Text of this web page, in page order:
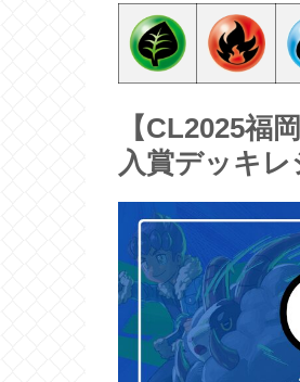
【CL2025福
入賞デッキレ